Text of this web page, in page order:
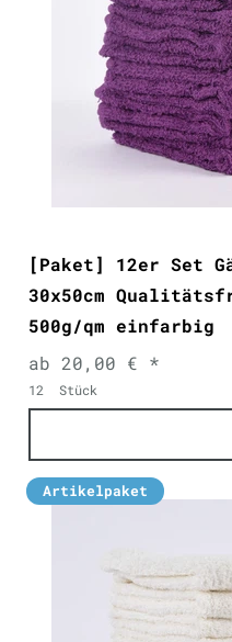
[Paket] 12er Set
30x50cm
500g/qm einfarbig
ab 20,00 € *
12 Stück
Artikelpaket